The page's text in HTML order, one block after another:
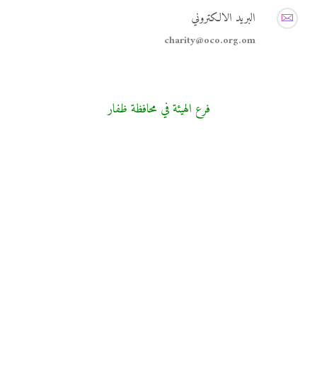
البريد الالكتروني
charity@oco.org.om
فرع الهيئة في محافظة ظفار